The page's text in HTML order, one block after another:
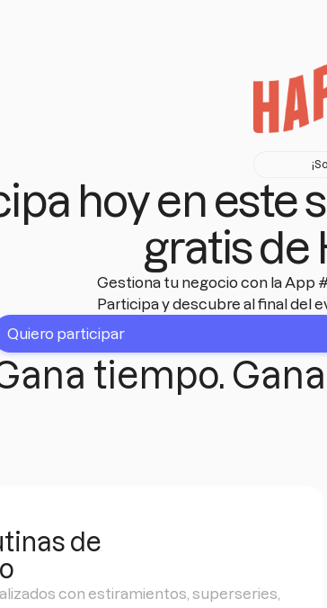
hoy en este
gratis de
Gestiona tu negocio con la App
Participa y descubre al final del
Quiero participar
tiempo.
de
con estiramientos, superseries,